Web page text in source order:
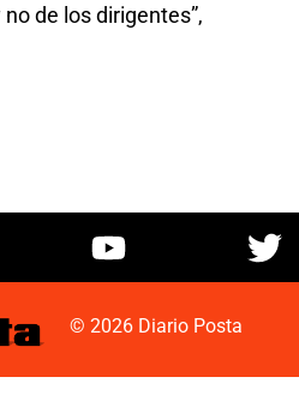
de los dirigentes”,
© 2026 Diario Posta